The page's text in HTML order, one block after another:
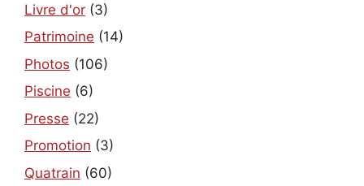
Livre d'or (3)
Patrimoine (14)
Photos (106)
Piscine (6)
Presse (22)
Promotion (3)
Quatrain (60)